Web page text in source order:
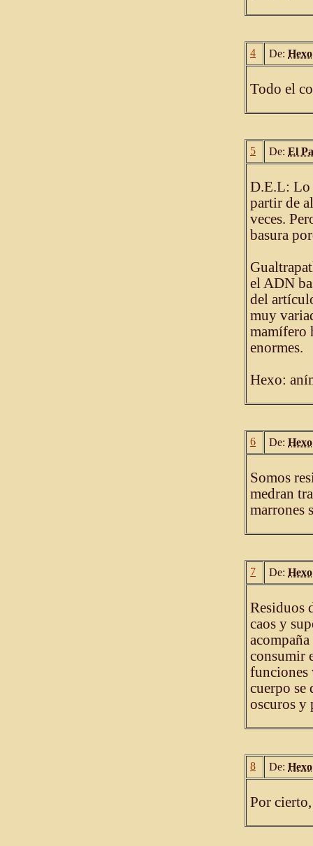
4 De: Hexo
Todo el
5 De: El
D.E.L: Lo
partir de
veces.
basura
el ADN
del
muy
mamífero
enormes.
Hexo:
6 De: Hexo
Somos
medran
marrones
7 De: Hexo
Residuos
caos y
consumir
funciones
cuerpo se
oscuros y
8 De: Hexo
Por